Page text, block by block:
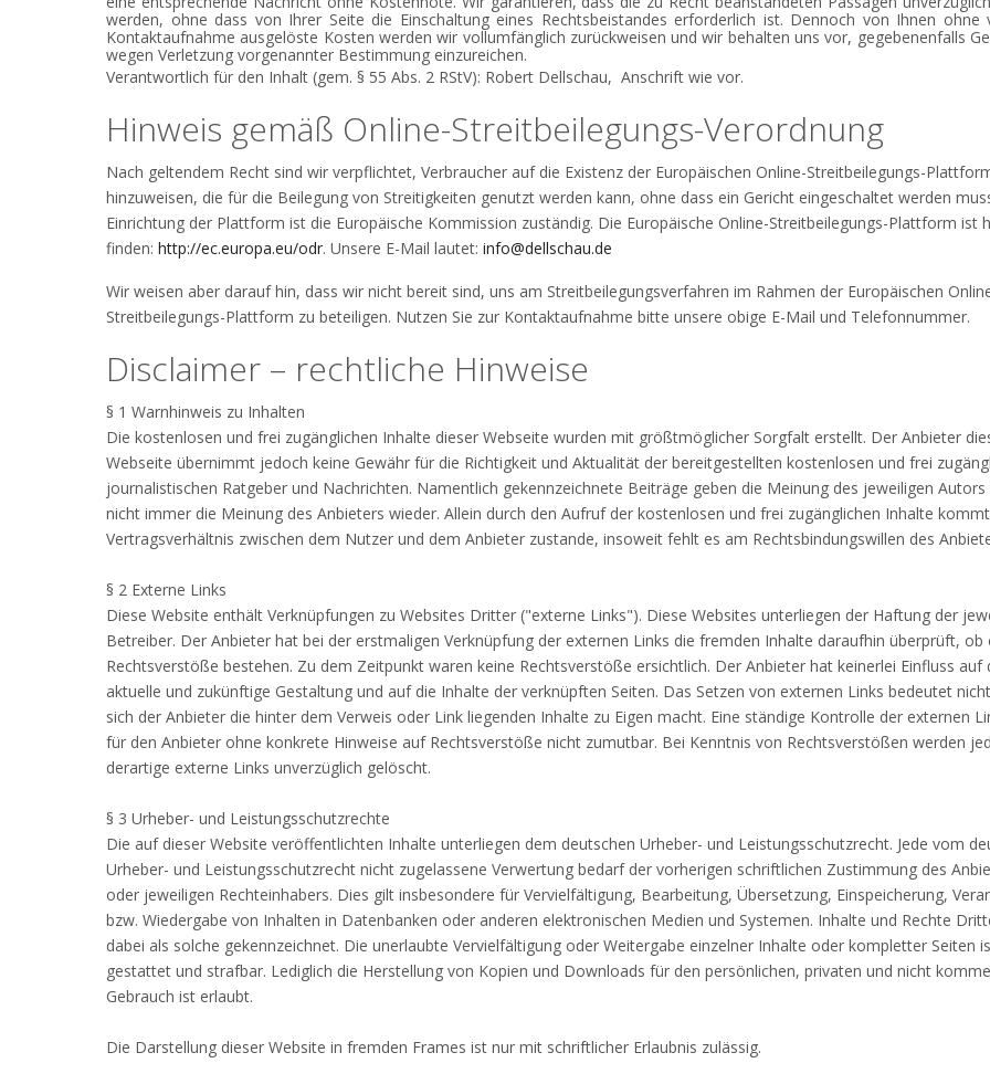
werden, ohne dass von Ihrer Seite die Einschaltung eines Rechtsbeistandes erforderlich ist. Dennoch von Ihnen ohne
Kontaktaufnahme ausgelöste Kosten werden wir vollumfänglich zurückweisen und wir behalten uns vor, gegebenenfalls
wegen Verletzung vorgenannter Bestimmung einzureichen.
Verantwortlich für den Inhalt (gem. § 55 Abs. 2 RStV): Robert Dellschau, Anschrift wie vor.
Hinweis gemäß Online-Streitbeilegungs-Verordnung
Nach geltendem Recht sind wir verpflichtet, Verbraucher auf die Existenz der Europäischen Online-Streitbeilegungs-
hinzuweisen, die für die Beilegung von Streitigkeiten genutzt werden kann, ohne dass ein Gericht eingeschaltet werden
Einrichtung der Plattform ist die Europäische Kommission zuständig. Die Europäische Online-Streitbeilegungs-Plattform ist
finden: http://ec.europa.eu/odr. Unsere E-Mail lautet: info@dellschau.de
Wir weisen aber darauf hin, dass wir nicht bereit sind, uns am Streitbeilegungsverfahren im Rahmen der Europäischen
Streitbeilegungs-Plattform zu beteiligen. Nutzen Sie zur Kontaktaufnahme bitte unsere obige E-Mail und Telefonnummer.
Disclaimer – rechtliche Hinweise
§ 1 Warnhinweis zu Inhalten
Die kostenlosen und frei zugänglichen Inhalte dieser Webseite wurden mit größtmöglicher Sorgfalt erstellt. Der Anbieter
Webseite übernimmt jedoch keine Gewähr für die Richtigkeit und Aktualität der bereitgestellten kostenlosen und frei
journalistischen Ratgeber und Nachrichten. Namentlich gekennzeichnete Beiträge geben die Meinung des jeweiligen Autors
nicht immer die Meinung des Anbieters wieder. Allein durch den Aufruf der kostenlosen und frei zugänglichen Inhalte
Vertragsverhältnis zwischen dem Nutzer und dem Anbieter zustande, insoweit fehlt es am Rechtsbindungswillen des
§ 2 Externe Links
Diese Website enthält Verknüpfungen zu Websites Dritter ("externe Links"). Diese Websites unterliegen der Haftung der
Betreiber. Der Anbieter hat bei der erstmaligen Verknüpfung der externen Links die fremden Inhalte daraufhin überprüft, ob
Rechtsverstöße bestehen. Zu dem Zeitpunkt waren keine Rechtsverstöße ersichtlich. Der Anbieter hat keinerlei Einfluss auf
aktuelle und zukünftige Gestaltung und auf die Inhalte der verknüpften Seiten. Das Setzen von externen Links bedeutet
sich der Anbieter die hinter dem Verweis oder Link liegenden Inhalte zu Eigen macht. Eine ständige Kontrolle der externen
für den Anbieter ohne konkrete Hinweise auf Rechtsverstöße nicht zumutbar. Bei Kenntnis von Rechtsverstößen werden
derartige externe Links unverzüglich gelöscht.
§ 3 Urheber- und Leistungsschutzrechte
Die auf dieser Website veröffentlichten Inhalte unterliegen dem deutschen Urheber- und Leistungsschutzrecht. Jede vom
Urheber- und Leistungsschutzrecht nicht zugelassene Verwertung bedarf der vorherigen schriftlichen Zustimmung des
oder jeweiligen Rechteinhabers. Dies gilt insbesondere für Vervielfältigung, Bearbeitung, Übersetzung, Einspeicherung,
bzw. Wiedergabe von Inhalten in Datenbanken oder anderen elektronischen Medien und Systemen. Inhalte und Rechte
dabei als solche gekennzeichnet. Die unerlaubte Vervielfältigung oder Weitergabe einzelner Inhalte oder kompletter Seiten
gestattet und strafbar. Lediglich die Herstellung von Kopien und Downloads für den persönlichen, privaten und nicht
Gebrauch ist erlaubt.
Die Darstellung dieser Website in fremden Frames ist nur mit schriftlicher Erlaubnis zulässig.